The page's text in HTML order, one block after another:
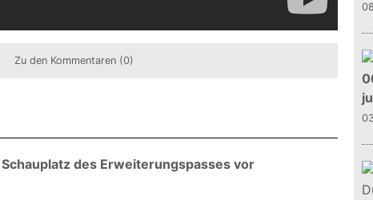
Zu den Kommentaren (0)
des Erweiterungspasses vor